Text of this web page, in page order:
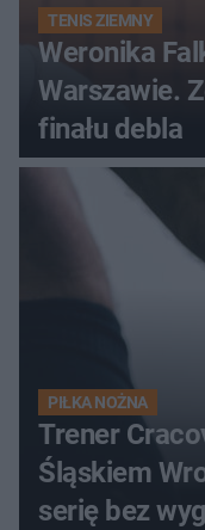
TENIS ZIEMNY
Weronika
Warszawie.
finału debla
PIŁKA NOŻNA
Trener
Śląskiem
serię bez